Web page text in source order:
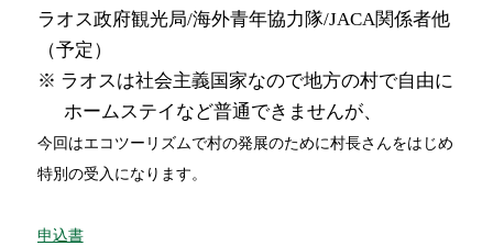
ラオス政府観光局/海外青年協力隊/JACA関係者他
（予定）
※ ラオスは社会主義国家なので地方の村で自由に
ホームステイなど普通できませんが、
今回はエコツーリズムで村の発展のために村長さんをはじめ
特別の受入になります。
申込書